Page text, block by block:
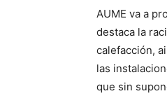
AUME va a
destaca la
calefacción,
las
que sin